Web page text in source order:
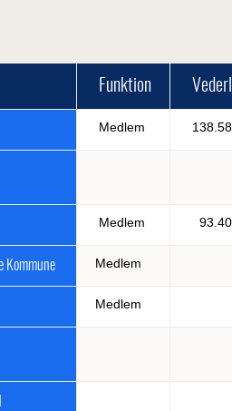
Funktion
Medlem
Medlem
Kommune Medlem
Medlem